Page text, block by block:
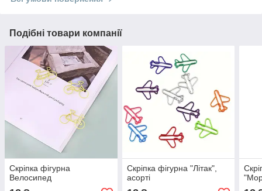
Подібні товари компанії
Скріпка фігурна
Велосипед
Скріпка фігурна "Літак",
асорті